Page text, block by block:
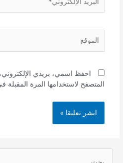
الإلكتروني*
احفظ اسمي، بريدي
المتصفح لاستخدامها المرة المقبلة